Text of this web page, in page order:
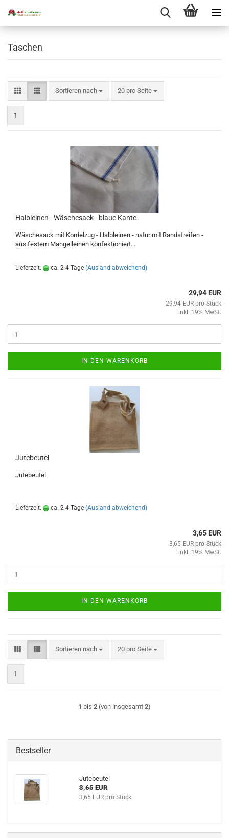
Taschen
Sortieren nach
Sortieren nach 20 pro Seite
pro Seite
1
Halbleinen - Wäschesack - blaue Kante
Wäschesack mit Kordelzug - Halbleinen - natur mit Randstreifen -
aus festem Mangelleinen konfektioniert...
Lieferzeit: ca. 2-4 Tage (Ausland abweichend)
29,94 EUR
29,94 EUR pro Stück
inkl. 19% MwSt.
IN DEN WARENKORB
Jutebeutel
Jutebeutel
Lieferzeit: ca. 2-4 Tage (Ausland abweichend)
3,65 EUR
3,65 EUR pro Stück
inkl. 19% MwSt.
IN DEN WARENKORB
Sortieren nach
Sortieren nach 20 pro Seite
pro Seite
1
1 bis 2 (von insgesamt 2)
Bestseller
Jutebeutel
3,65 EUR
3,65 EUR pro Stück